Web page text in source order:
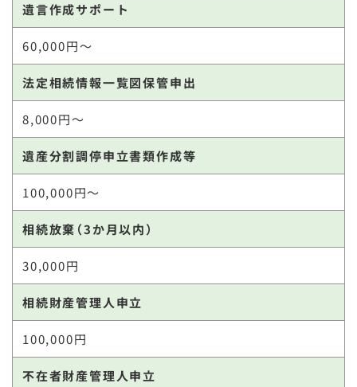
遺言作成サポート
60,000円～
法定相続情報一覧図保管申出
8,000円～
遺産分割調停申立書類作成等
100,000円～
相続放棄（3か月以内）
30,000円
相続財産管理人申立
100,000円
不在者財産管理人申立